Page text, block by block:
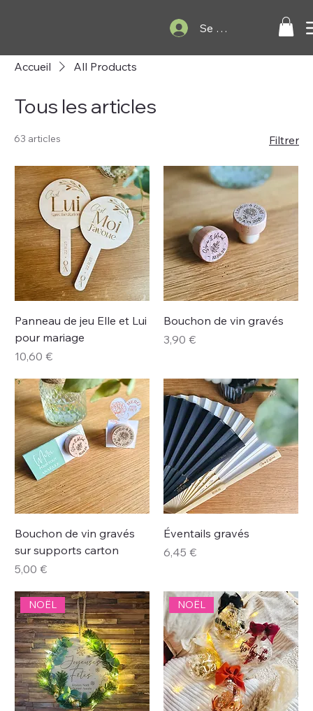
Se connecter
Accueil All Products
Tous les articles
63 articles Filtrer
Panneau de jeu Elle et Lui
pour mariage
Prix
10,60 €
Bouchon de vin gravés
Prix
3,90 €
Bouchon de vin gravés
sur supports carton
Prix
5,00 €
Éventails gravés
Prix
6,45 €
NOËL NOËL